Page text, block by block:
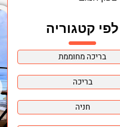
לפי קטגוריה